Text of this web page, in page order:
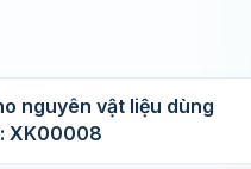
nguyên vật liệu dùng
XK00008